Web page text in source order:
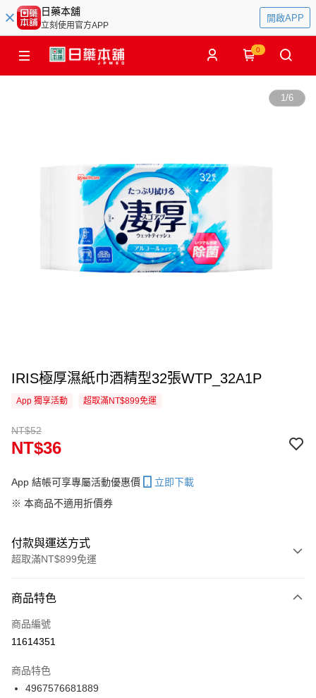
日藥本舖
立刻使用官方APP
開啟APP
0
1/6
IRIS極厚濕紙巾酒精型32張WTP_32A1P
App 獨享活動 超取滿NT$899免運
NT$52
NT$36
App 結帳可享專屬活動優惠價
立即下載
※ 本商品不適用折價券
付款與運送方式
超取滿NT$899免運
信用卡一次付款
信用卡分期付款
合作金庫商業銀行
華南商業銀行
商品特色
商品編號
11614351
商品特色
4967576681889